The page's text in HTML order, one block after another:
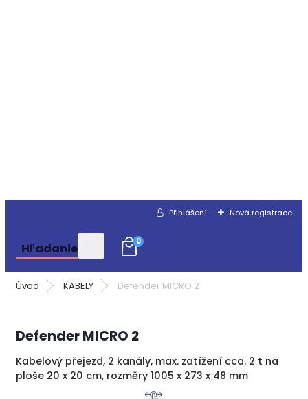
Přihlášení Nová registrace
Hľadanie 0
Úvod KABELY Defender MICRO 2
Defender MICRO 2
Kabelový přejezd, 2 kanály, max. zatížení cca. 2 t na
ploše 20 x 20 cm, rozměry 1005 x 273 x 48 mm